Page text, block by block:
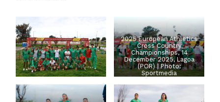
2025 European Athletics
Cross Country
Championships, 14
December 2025, Lagoa
(POR) | Photo:
Sportmedia